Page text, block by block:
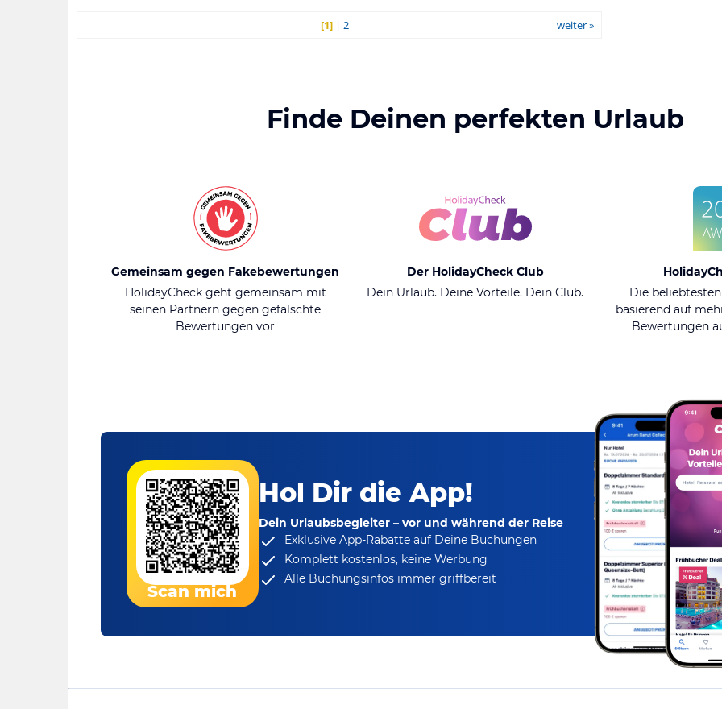
[1]| 2 weiter »
Finde Deinen perfekten Urlaub
Gemeinsam gegen Fakebewertungen
HolidayCheck geht gemeinsam mit
seinen Partnern gegen gefälschte
Bewertungen vor
Der HolidayCheck Club
Dein Urlaub. Deine Vorteile. Dein Club.
Die
basierend auf
Bewertungen
Scan mich
Hol Dir die App!
Dein Urlaubsbegleiter – vor und während der Reise
Exklusive App-Rabatteauf Deine Buchungen
Komplett kostenlos, keine Werbung
Alle Buchungsinfos immer griffbereit